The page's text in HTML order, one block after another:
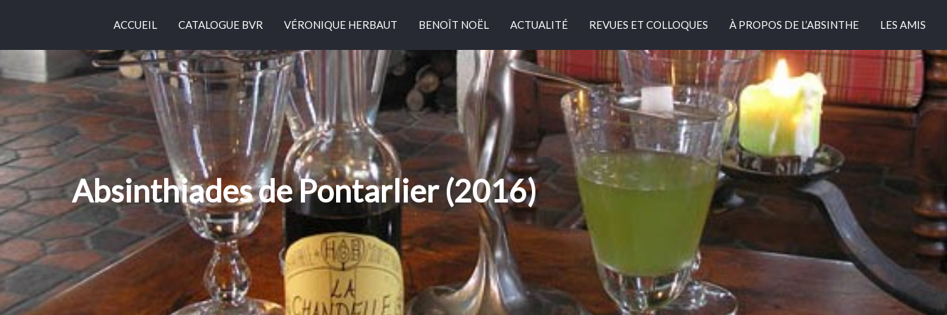
ACCUEIL CATALOGUE BVR VÉRONIQUE HERBAUT BENOÎT NOËL ACTUALITÉ REVUES ET COLLOQUES À PROPOS DE L’ABSINTHE LES AMIS
Absinthiades de Pontarlier (2016)